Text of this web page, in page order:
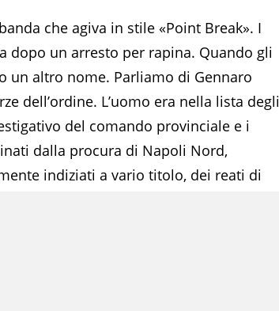
che agiva in stile «Point Break». I
dopo un arresto per rapina. Quando gli
un altro nome. Parliamo di Gennaro
dell’ordine. L’uomo era nella lista degli
del comando provinciale e i
dalla procura di Napoli Nord,
indiziati a vario titolo, dei reati di